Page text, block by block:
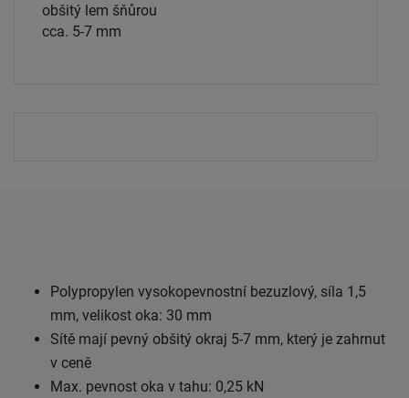
obšitý lem šňůrou
cca. 5-7 mm
Polypropylen vysokopevnostní bezuzlový, síla 1,5
mm, velikost oka: 30 mm
Sítě mají pevný obšitý okraj 5-7 mm, který je zahrnut
v ceně
Max. pevnost oka v tahu: 0,25 kN